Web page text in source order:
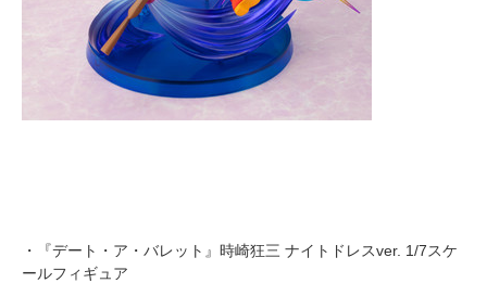
・『デート・ア・バレット』時崎狂三 ナイトドレスver. 1/7スケ
ールフィギュア